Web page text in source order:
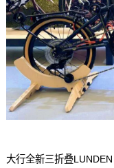
大行全新三折叠